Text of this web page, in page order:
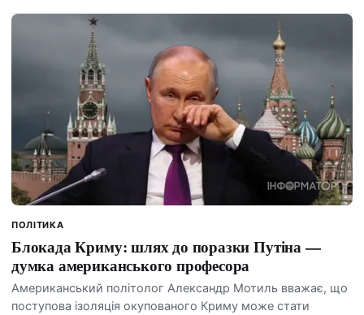
ПОЛІТИКА
Блокада Криму: шлях до поразки Путіна —
думка американського професора
Американський політолог Александр Мотиль вважає, що
поступова ізоляція окупованого Криму може стати